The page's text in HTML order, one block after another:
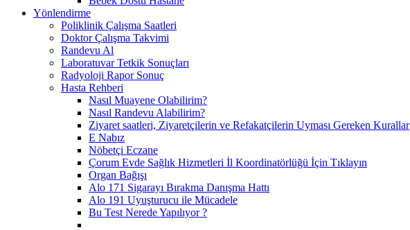
Yönlendirme
Poliklinik Çalışma Saatleri
Doktor Çalışma Takvimi
Randevu Al
Laboratuvar Tetkik Sonuçları
Radyoloji Rapor Sonuç
Hasta Rehberi
Nasıl Muayene Olabilirim?
Nasıl Randevu Alabilirim?
Ziyaret saatleri, Ziyaretçilerin ve Refakatçilerin Uyması Gereken Kurallar
E Nabız
Nöbetçi Eczane
Çorum Evde Sağlık Hizmetleri İl Koordinatörlüğü İçin Tıklayın
Organ Bağışı
Alo 171 Sigarayı Bırakma Danışma Hattı
Alo 191 Uyuşturucu ile Mücadele
Bu Test Nerede Yapılıyor ?